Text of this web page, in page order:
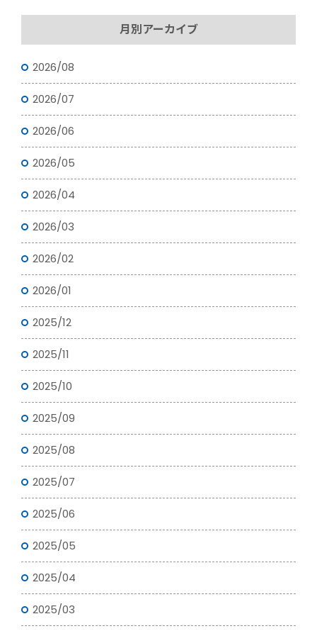
月別アーカイブ
2026/08
2026/07
2026/06
2026/05
2026/04
2026/03
2026/02
2026/01
2025/12
2025/11
2025/10
2025/09
2025/08
2025/07
2025/06
2025/05
2025/04
2025/03